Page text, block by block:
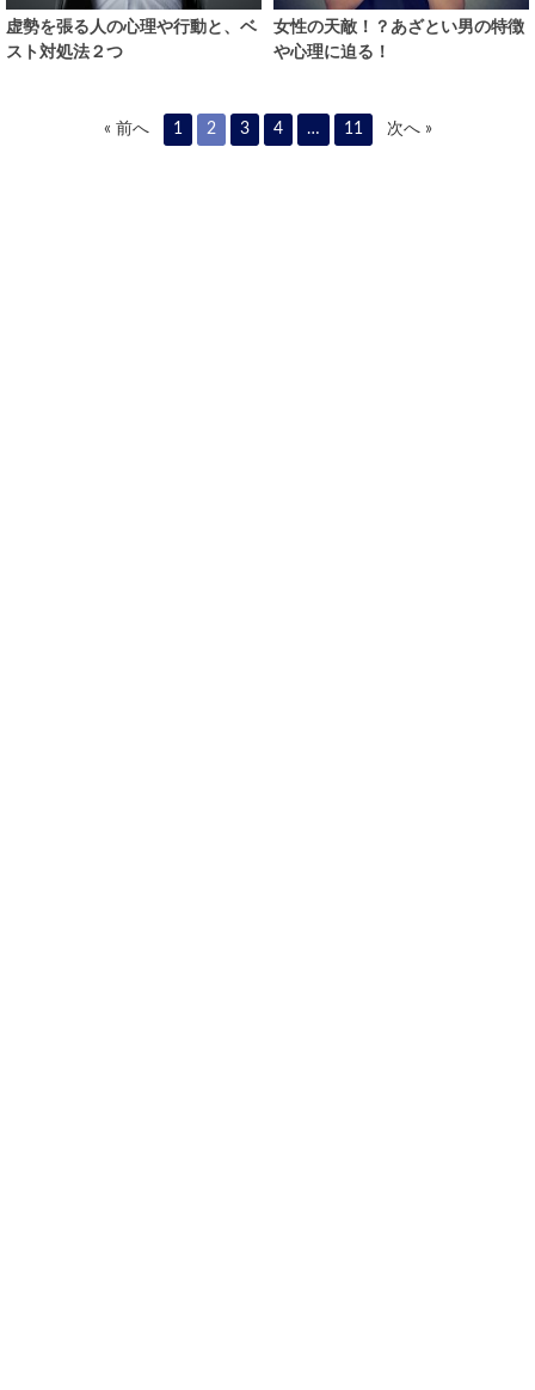
虚勢を張る人の心理や行動と、ベ
スト対処法２つ
女性の天敵！？あざとい男の特徴
や心理に迫る！
« 前へ 1 2 3 4 … 11 次へ »